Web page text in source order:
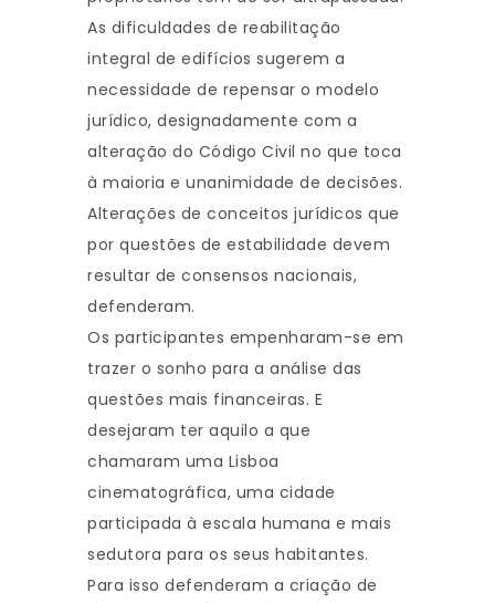
As dificuldades de reabilitação
integral de edifícios sugerem a
necessidade de repensar o modelo
jurídico, designadamente com a
alteração do Código Civil no que toca
à maioria e unanimidade de decisões.
Alterações de conceitos jurídicos que
por questões de estabilidade devem
resultar de consensos nacionais,
defenderam.
Os participantes empenharam-se em
trazer o sonho para a análise das
questões mais financeiras. E
desejaram ter aquilo a que
chamaram uma Lisboa
cinematográfica, uma cidade
participada à escala humana e mais
sedutora para os seus habitantes.
Para isso defenderam a criação de